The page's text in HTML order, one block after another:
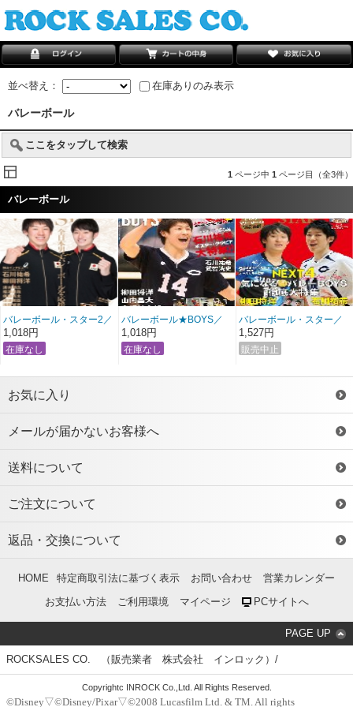
並べ替え： 在庫ありのみ表示
バレーボール
ここをタップして検索
1 ページ中 1 ページ目（全3件）
バレーボール
バレーボール・スター2／
Volleyball Star 2
1,018円
バレーボール★BOYS／
Volleyball★BOYS
1,018円
バレーボール・スター／
Volleyball Star
1,527円
お気に入り
メールが届かないお客様へ
送料について
ご注文について
返品・交換について
HOME 特定商取引法に基づく表示 お問い合わせ
営業カレンダー
お支払い方法
ご利用環境 マイページ PCサイトへ
PAGE UP
ROCKSALES CO. （販売業者 株式会社 インロック）/
Copyrightc INROCK Co.,Ltd. All Rights Reserved.
©Disney▽©Disney/Pixar▽©2008 Lucasfilm Ltd. & TM. All rights